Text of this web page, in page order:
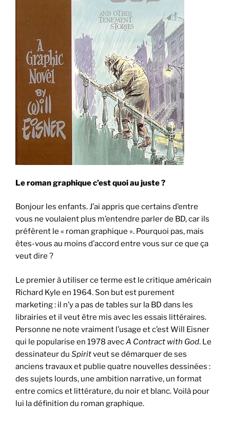
Le roman graphique c’est quoi au juste ?
Bonjour les enfants. J’ai appris que certains d’entre
vous ne voulaient plus m’entendre parler de BD, car ils
préfèrent le « roman graphique ». Pourquoi pas, mais
êtes-vous au moins d’accord entre vous sur ce que ça
veut dire ?
Le premier à utiliser ce terme est le critique américain
Richard Kyle en 1964. Son but est purement
marketing : il n’y a pas de tables sur la BD dans les
librairies et il veut être mis avec les essais littéraires.
Personne ne note vraiment l’usage et c’est Will Eisner
qui le popularise en 1978 avecA Contract with God. Le
dessinateur du Spiritveut se démarquer de ses
anciens travaux et publie quatre nouvelles dessinées :
des sujets lourds, une ambition narrative, un format
entre comics et littérature, du noir et blanc. Voilà pour
lui la définition du roman graphique.